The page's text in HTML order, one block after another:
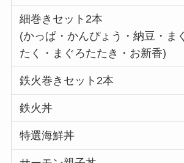
細巻きセット2本
(かっぱ・かんぴょう・納豆・ま
たく・まぐろたたき・お新香)
鉄火巻きセット2本
鉄火丼
特選海鮮丼